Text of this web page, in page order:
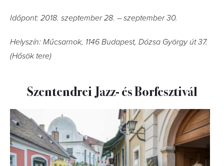
Időpont: 2018. szeptember 28. – szeptember 30.
Helyszín: Műcsarnok, 1146 Budapest, Dózsa György út 37.
(Hősök tere)
Szentendrei Jazz- és Borfesztivál